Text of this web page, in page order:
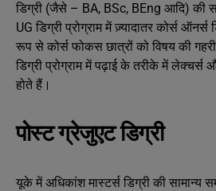
डिग्री (जैसे – BA, BSc, BEng आदि) की
UG डिग्री प्रोग्राम में ज़्यादातर कोर्स
रूप से कोर्स फोकस छात्रों को विषय की
डिग्री प्रोग्राम में पढ़ाई के तरीके में लेक्चर्स
होते हैं।
पोस्ट ग्रेजुएट डिग्री
यूके में अधिकांश मास्टर्स डिग्री की सामान्य